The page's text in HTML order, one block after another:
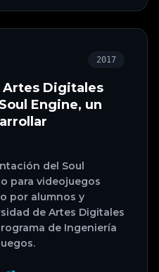
2017
Artes Digitales
Engine, un
del Soul
para videojuegos
por alumnos y
de Artes Digitales
de Ingeniería